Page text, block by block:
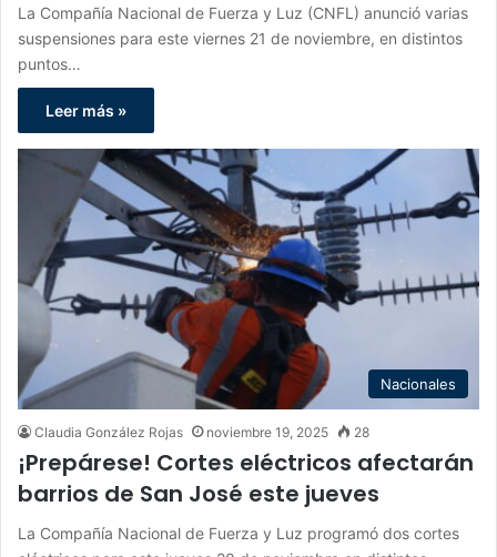
La Compañía Nacional de Fuerza y Luz (CNFL) anunció varias
suspensiones para este viernes 21 de noviembre, en distintos
puntos…
Leer más »
Nacionales
Claudia González Rojas noviembre 19, 2025 28
¡Prepárese! Cortes eléctricos afectarán
barrios de San José este jueves
La Compañía Nacional de Fuerza y Luz programó dos cortes